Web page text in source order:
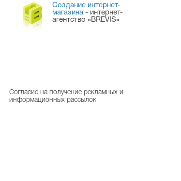
Создание интернет-
магазина - интернет-
агентство «BREVIS»
Согласие на получение рекламных и
информационных рассылок